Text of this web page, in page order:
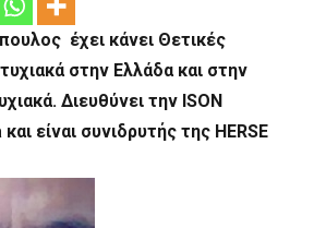
έχει κάνει Θετικές
στην Ελλάδα και στην
Διευθύνει την ISON
είναι συνιδρυτής της HERSE